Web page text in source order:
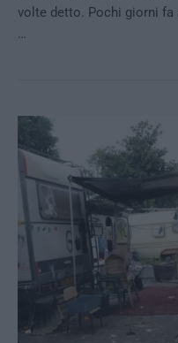
volte detto. Pochi giorni
…